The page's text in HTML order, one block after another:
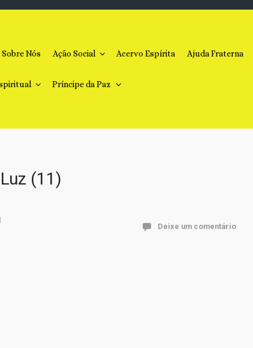
Sobre Nós Ação Social Acervo Espírita Ajuda Fraterna
Príncipe da Paz
(11)
Deixe um comentário